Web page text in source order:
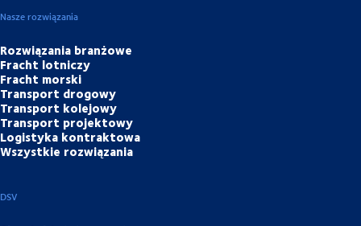
Nasze rozwiązania
Rozwiązania branżowe
Fracht lotniczy
Fracht morski
Transport drogowy
Transport kolejowy
Transport projektowy
Logistyka kontraktowa
Wszystkie rozwiązania
DSV